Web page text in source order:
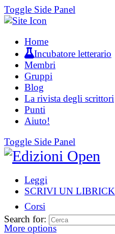
Toggle Side Panel
Home
Incubatore letterario
Membri
Gruppi
Blog
La rivista degli scrittori
Punti
Aiuto!
Toggle Side Panel
Leggi
SCRIVI UN LIBRICK
Corsi
More options
Search for: